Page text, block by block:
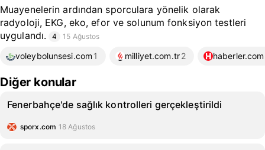
Muayenelerin ardından sporculara yönelik olarak
radyoloji, EKG, eko, efor ve solunum fonksiyon testleri
uygulandı.
4 15 Ağustos
voleybolunsesi.com 1 milliyet.com.tr2 haberler.com
Diğer konular
Fenerbahçe'de sağlık kontrolleri gerçekleştirildi
sporx.com 18 Ağustos